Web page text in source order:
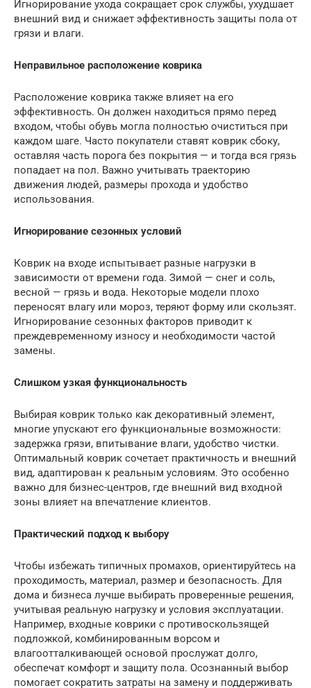
Игнорирование ухода сокращает срок службы, ухудшает
внешний вид и снижает эффективность защиты пола от
грязи и влаги.
Неправильное расположение коврика
Расположение коврика также влияет на его
эффективность. Он должен находиться прямо перед
входом, чтобы обувь могла полностью очиститься при
каждом шаге. Часто покупатели ставят коврик сбоку,
оставляя часть порога без покрытия — и тогда вся грязь
попадает на пол. Важно учитывать траекторию
движения людей, размеры прохода и удобство
использования.
Игнорирование сезонных условий
Коврик на входе испытывает разные нагрузки в
зависимости от времени года. Зимой — снег и соль,
весной — грязь и вода. Некоторые модели плохо
переносят влагу или мороз, теряют форму или скользят.
Игнорирование сезонных факторов приводит к
преждевременному износу и необходимости частой
замены.
Слишком узкая функциональность
Выбирая коврик только как декоративный элемент,
многие упускают его функциональные возможности:
задержка грязи, впитывание влаги, удобство чистки.
Оптимальный коврик сочетает практичность и внешний
вид, адаптирован к реальным условиям. Это особенно
важно для бизнес-центров, где внешний вид входной
зоны влияет на впечатление клиентов.
Практический подход к выбору
Чтобы избежать типичных промахов, ориентируйтесь на
проходимость, материал, размер и безопасность. Для
дома и бизнеса лучше выбирать проверенные решения,
учитывая реальную нагрузку и условия эксплуатации.
Например, входные коврики с противоскользящей
подложкой, комбинированным ворсом и
влагоотталкивающей основой прослужат долго,
обеспечат комфорт и защиту пола. Осознанный выбор
помогает сократить затраты на замену и поддерживать